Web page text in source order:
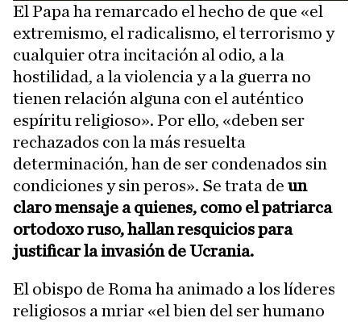
El Papa ha remarcado el hecho de que «el
extremismo, el radicalismo, el terrorismo y
cualquier otra incitación al odio, a la
hostilidad, a la violencia y a la guerra no
tienen relación alguna con el auténtico
espíritu religioso». Por ello, «deben ser
rechazados con la más resuelta
determinación, han de ser condenados sin
condiciones y sin peros». Se trata de un
claro mensaje a quienes, como el patriarca
ortodoxo ruso, hallan resquicios para
justificar la invasión de Ucrania.
El obispo de Roma ha animado a los líderes
religiosos a mriar «el bien del ser humano